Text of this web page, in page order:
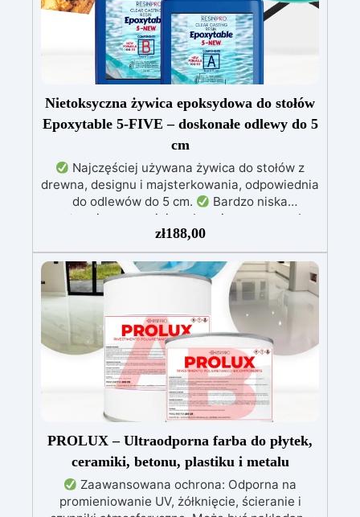
Nietoksyczna żywica epoksydowa do stołów
Epoxytable 5-FIVE – doskonałe odlewy do 5
cm
Najczęściej używana żywica do stołów z
drewna, designu i majsterkowania, odpowiednia
do odlewów do 5 cm.
Bardzo niska
egzotermia zapewniająca bezpieczną pracę bez
Odporna na zarysowania i
żółknięcie dzięki filtrom UV i wysokiej jakości
mechanicznej.
Niska lepkość, eliminująca
pęcherzyki powietrza i zapewniająca gładkie
wykończenie.
Bezpieczna i nietoksyczna,
wolna od BPA/VOC, certyfikowana do
długotrwałego kontaktu ze skórą.
zł188,00
PROLUX – Ultraodporna farba do płytek,
ceramiki, betonu, plastiku i metalu
Zaawansowana ochrona: Odporna na
promieniowanie UV, żółknięcie, ścieranie i